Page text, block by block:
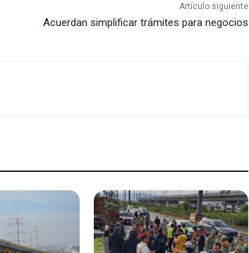
Artículo siguiente
Acuerdan simplificar trámites para negocios